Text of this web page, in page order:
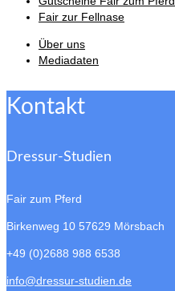
Fair zur Fellnase
Über uns
Mediadaten
Kontakt
Dressur-Studien
Fair zum Pferd
Birkenweg 10 57629 Mörsbach
+49 (0)2688 988 6538
info@dressur-studien.de